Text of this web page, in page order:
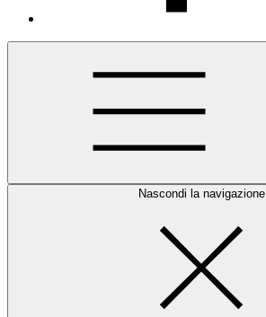
Nascondi la navigazione